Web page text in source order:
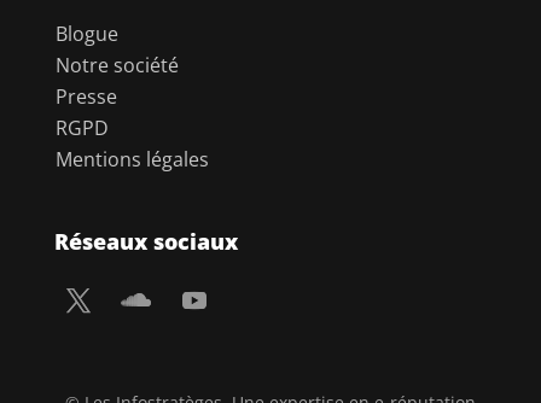
Blogue
Notre société
Presse
RGPD
Mentions légales
Réseaux sociaux